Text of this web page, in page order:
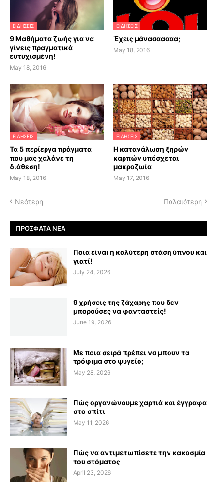
ΕΙΔΗΣΕΙΣ
9 Μαθήματα ζωής για να
γίνεις πραγματικά
ευτυχισμένη!
May 18, 2016
ΕΙΔΗΣΕΙΣ
Έχεις μάνααααααα;
May 18, 2016
ΕΙΔΗΣΕΙΣ
Τα 5 περίεργα πράγματα
που μας χαλάνε τη
διάθεση!
May 18, 2016
ΕΙΔΗΣΕΙΣ
H κατανάλωση ξηρών
καρπών υπόσχεται
μακροζωία
May 17, 2016
Νεότερη Παλαιότερη
ΠΡΌΣΦΑΤΑ ΝΈΑ
Ποια είναι η καλύτερη στάση ύπνου και
γιατί!
July 24, 2026
9 χρήσεις της ζάχαρης που δεν
μπορούσες να φανταστείς!
June 19, 2026
Με ποια σειρά πρέπει να μπουν τα
τρόφιμα στο ψυγείο;
May 28, 2026
Πώς οργανώνουμε χαρτιά και έγγραφα
στο σπίτι
May 11, 2026
Πώς να αντιμετωπίσετε την κακοσμία
του στόματος
April 23, 2026